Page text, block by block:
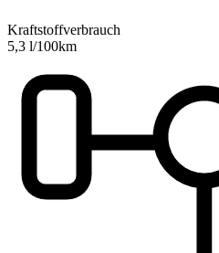
Kraftstoffverbrauch
5,3 l/100km